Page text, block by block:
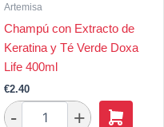
Artemisa
Champú con Extracto de
Keratina y Té Verde Doxa
Life 400ml
€2.40